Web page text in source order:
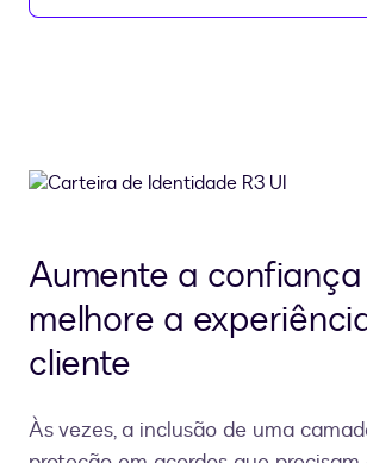
Aumente a
melhore a
cliente
Às vezes, a inclusão de uma